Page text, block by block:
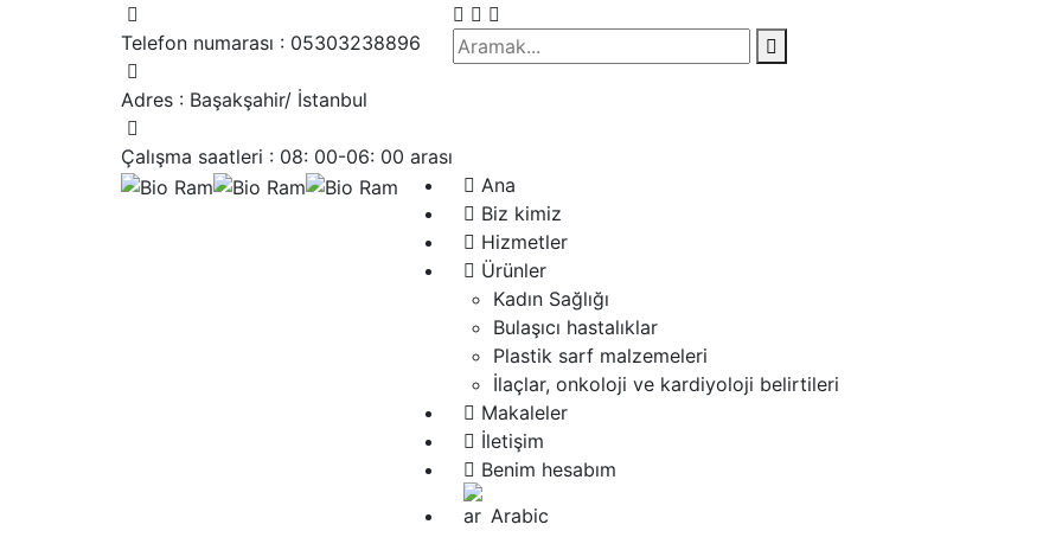
Telefon numarası : 05303238896
Adres : Başakşahir/ İstanbul
Çalışma saatleri : 08: 00-06: 00 arası
Ana
Biz kimiz
Hizmetler
Ürünler
Kadın Sağlığı
Bulaşıcı hastalıklar
Plastik sarf malzemeleri
İlaçlar, onkoloji ve kardiyoloji belirtileri
Makaleler
İletişim
Benim hesabım
Arabic